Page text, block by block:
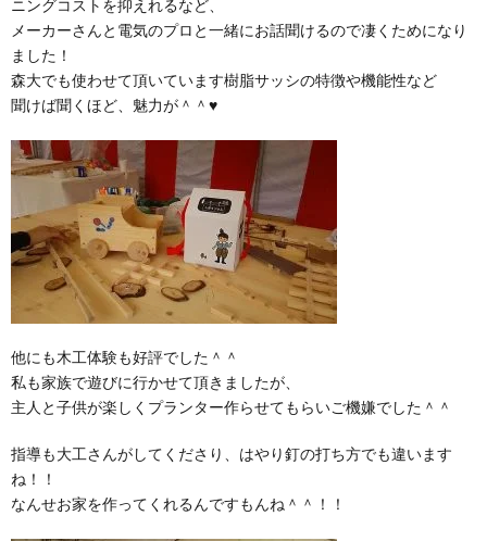
ニングコストを抑えれるなど、
メーカーさんと電気のプロと一緒にお話聞けるので凄くためになり
ました！
森大でも使わせて頂いています樹脂サッシの特徴や機能性など
聞けば聞くほど、魅力が＾＾♥
他にも木工体験も好評でした＾＾
私も家族で遊びに行かせて頂きましたが、
主人と子供が楽しくプランター作らせてもらいご機嫌でした＾＾
指導も大工さんがしてくださり、はやり釘の打ち方でも違います
ね！！
なんせお家を作ってくれるんですもんね＾＾！！